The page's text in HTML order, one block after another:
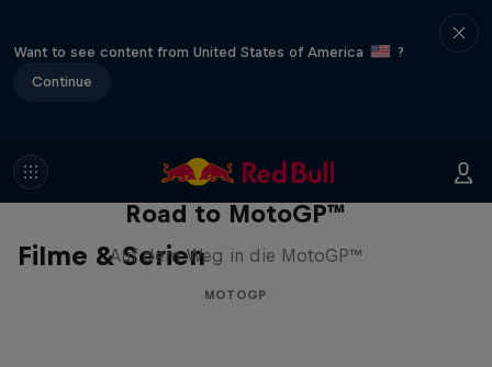
Want to see content from United States of America
?
Continue
Filme & Serien
Road to MotoGP™
Auf dem Weg in die MotoGP™
MOTOGP